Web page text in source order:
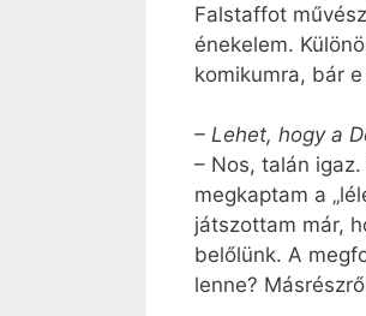
Falstaffot
énekelem.
komikumra, bár
– Lehet, hogy a
– Nos, talán
megkaptam a
játszottam már,
belőlünk. A
lenne?